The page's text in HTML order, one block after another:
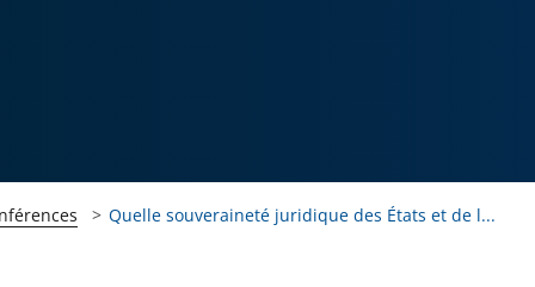
Quelle souveraineté juridique des États et de l...